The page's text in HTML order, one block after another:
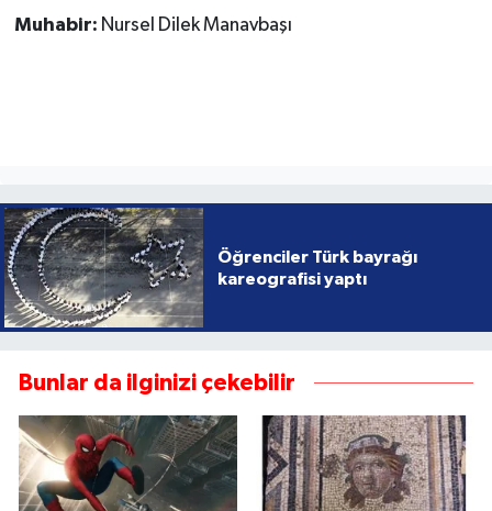
Muhabir: Nursel Dilek Manavbaşı
Öğrenciler Türk bayrağı
kareografisi yaptı
Bunlar da ilginizi çekebilir